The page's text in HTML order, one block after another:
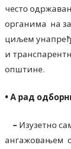
често
органима на
циљем
и
општине.
• А рад
– Изузетно
ангажовањем